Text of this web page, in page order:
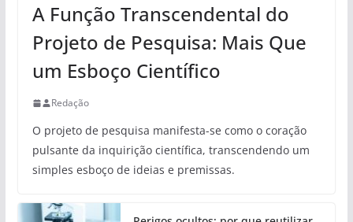
A Função Transcendental do
Projeto de Pesquisa: Mais Que
um Esboço Científico
Redação
O projeto de pesquisa manifesta-se como o coração
pulsante da inquirição científica, transcendendo um
simples esboço de ideias e premissas.